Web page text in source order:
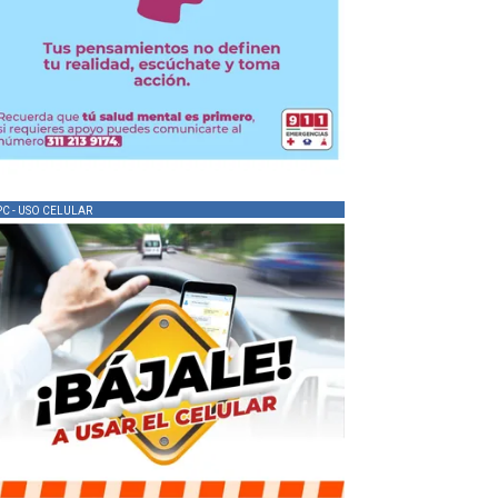
- USO CELULAR